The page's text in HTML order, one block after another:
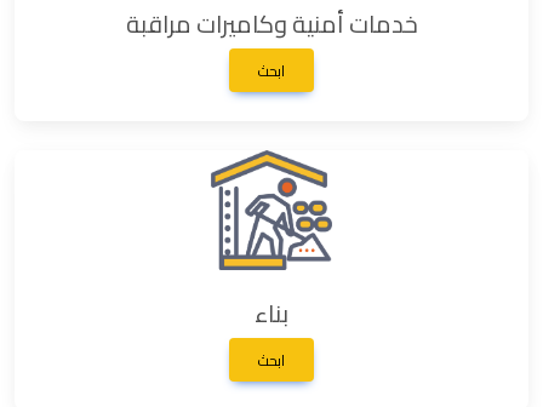
خدمات أمنية وكاميرات مراقبة
ابحث
بناء
ابحث